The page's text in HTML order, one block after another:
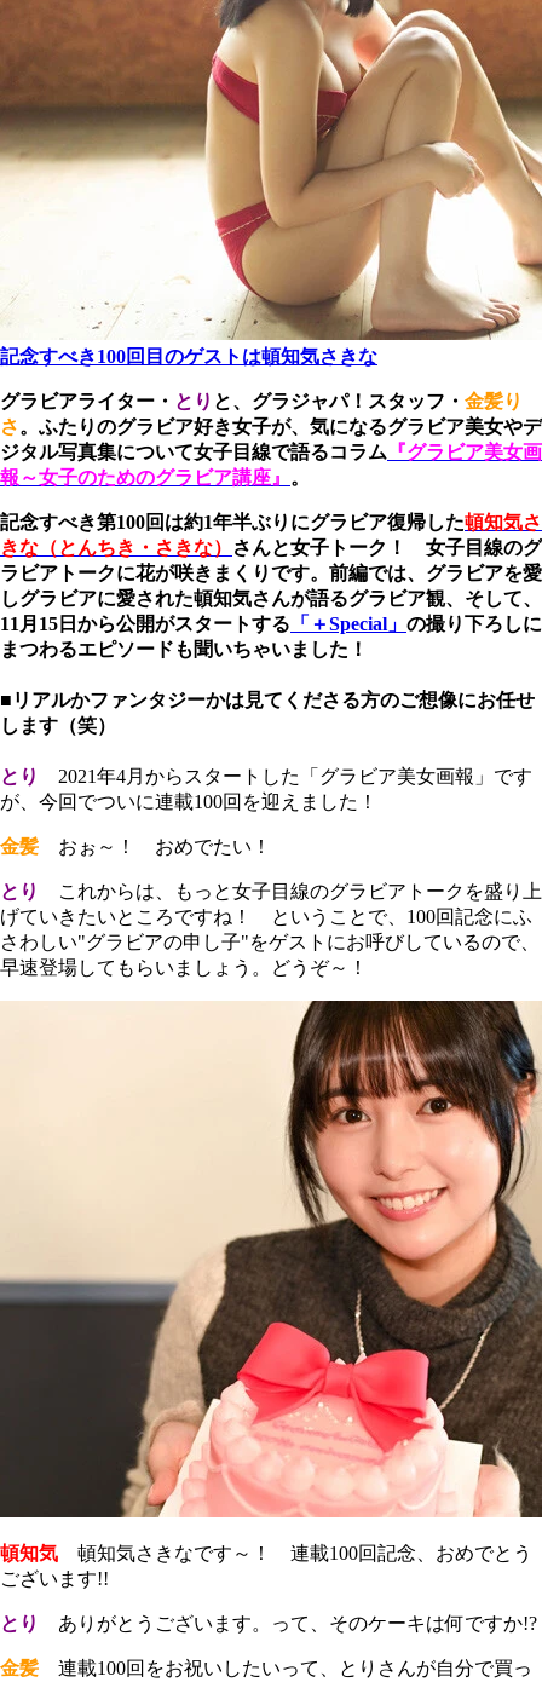
記念すべき100回目のゲストは頓知気さきな
グラビアライター・ とり と、グラジャパ！スタッフ・ 金髪り
さ。ふたりのグラビア好き女子が、気になるグラビア美女やデ
ジタル写真集について女子目線で語るコラム 『グラビア美女画
報～女子のためのグラビア講座』 。
記念すべき第100回は約1年半ぶりにグラビア復帰した頓知気さ
きな（とんちき・さきな）
さんと女子トーク！ 女子目線のグ
ラビアトークに花が咲きまくりです。前編では、グラビアを愛
しグラビアに愛された頓知気さんが語るグラビア観、そして、
11月15日から公開がスタートする 「＋Special」 の撮り下ろしに
まつわるエピソードも聞いちゃいました！
■リアルかファンタジーかは見てくださる方のご想像にお任せ
します（笑）
とり
2021年4月からスタートした「グラビア美女画報」です
が、今回でついに連載100回を迎えました！
金髪 おぉ～！ おめでたい！
とり
これからは、もっと女子目線のグラビアトークを盛り上
げていきたいところですね！ ということで、100回記念にふ
さわしい"グラビアの申し子"をゲストにお呼びしているので、
早速登場してもらいましょう。どうぞ～！
頓知気 頓知気さきなです～！ 連載100回記念、おめでとう
ございます!!
とり ありがとうございます。って、そのケーキは何ですか!?
金髪 連載100回をお祝いしたいって、とりさんが自分で買っ